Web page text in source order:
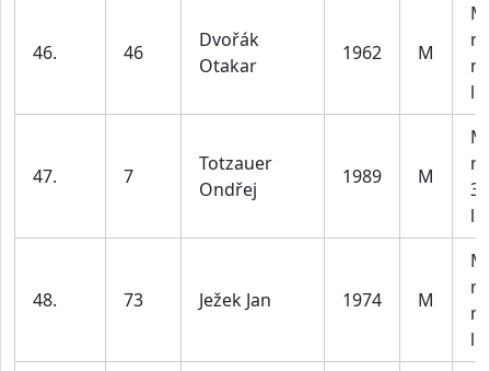
46. 46
Dvořák
Otakar
1962 M
let
47. 7
Totzauer
Ondřej
1989 M
let
48. 73 Ježek Jan 1974 M
let